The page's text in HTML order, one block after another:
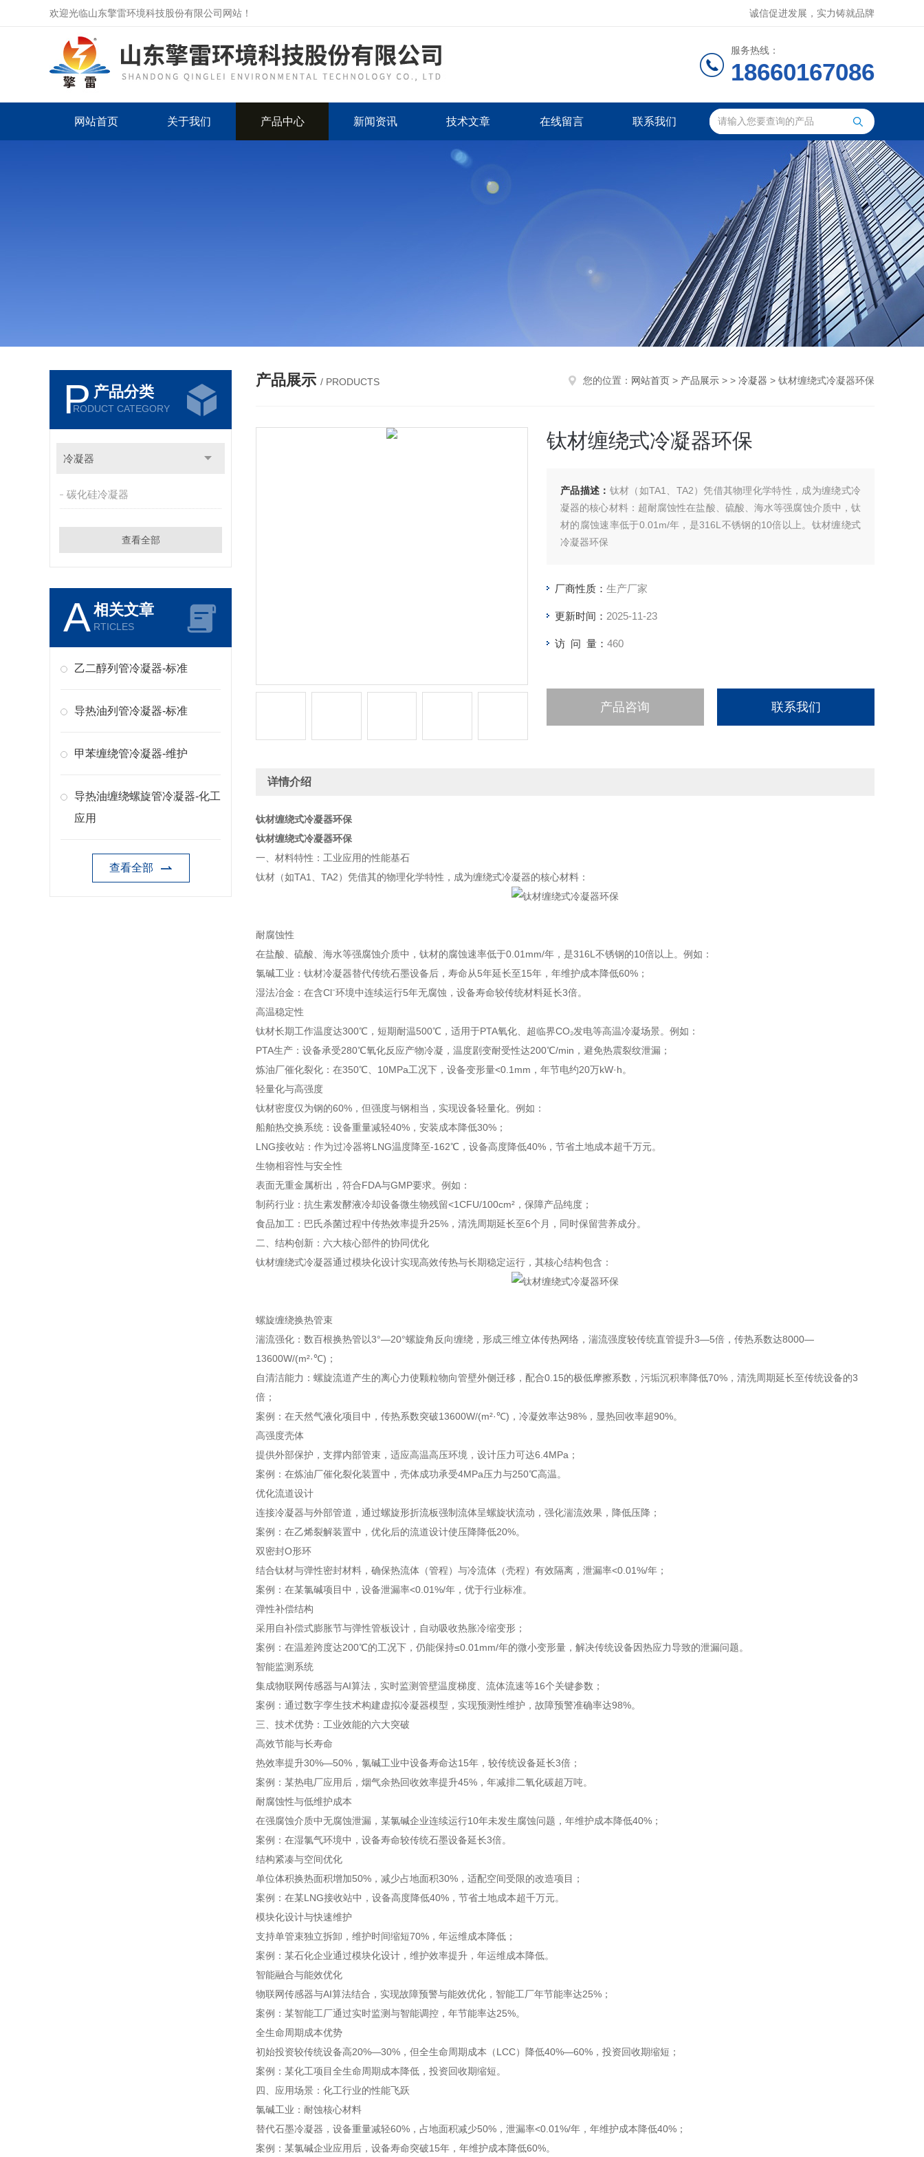
欢迎光临山东擎雷环境科技股份有限公司网站！ 诚信促进发展，实力铸就品牌
服务热线：
18660167086
网站首页 关于我们 产品中心 新闻资讯 技术文章 在线留言 联系我们
P 产品分类
RODUCT CATEGORY
冷凝器
碳化硅冷凝器
查看全部
A相关文章
RTICLES
乙二醇列管冷凝器-标准
导热油列管冷凝器-标准
甲苯缠绕管冷凝器-维护
导热油缠绕螺旋管冷凝器-化工
应用
查看全部
产品展示 / PRODUCTS 您的位置： 网站首页 > 产品展示 > > 冷凝器 > 钛材缠绕式冷凝器环保
钛材缠绕式冷凝器环保
产品描述： 钛材（如TA1、TA2）凭借其物理化学特性，成为缠绕式冷
凝器的核心材料：超耐腐蚀性在盐酸、硫酸、海水等强腐蚀介质中，钛
材的腐蚀速率低于0.01m/年，是316L不锈钢的10倍以上。钛材缠绕式
冷凝器环保
厂商性质： 生产厂家
更新时间： 2025-11-23
访 问 量： 460
产品咨询 联系我们
详情介绍
钛材缠绕式冷凝器环保
钛材缠绕式冷凝器环保
一、材料特性：工业应用的性能基石
钛材（如TA1、TA2）凭借其的物理化学特性，成为缠绕式冷凝器的核心材料：
耐腐蚀性
在盐酸、硫酸、海水等强腐蚀介质中，钛材的腐蚀速率低于0.01mm/年，是316L不锈钢的10倍以上。例如：
氯碱工业：钛材冷凝器替代传统石墨设备后，寿命从5年延长至15年，年维护成本降低60%；
湿法冶金：在含Cl⁻环境中连续运行5年无腐蚀，设备寿命较传统材料延长3倍。
高温稳定性
钛材长期工作温度达300℃，短期耐温500℃，适用于PTA氧化、超临界CO₂发电等高温冷凝场景。例如：
PTA生产：设备承受280℃氧化反应产物冷凝，温度剧变耐受性达200℃/min，避免热震裂纹泄漏；
炼油厂催化裂化：在350℃、10MPa工况下，设备变形量<0.1mm，年节电约20万kW·h。
轻量化与高强度
钛材密度仅为钢的60%，但强度与钢相当，实现设备轻量化。例如：
船舶热交换系统：设备重量减轻40%，安装成本降低30%；
LNG接收站：作为过冷器将LNG温度降至-162℃，设备高度降低40%，节省土地成本超千万元。
生物相容性与安全性
表面无重金属析出，符合FDA与GMP要求。例如：
制药行业：抗生素发酵液冷却设备微生物残留<1CFU/100cm²，保障产品纯度；
食品加工：巴氏杀菌过程中传热效率提升25%，清洗周期延长至6个月，同时保留营养成分。
二、结构创新：六大核心部件的协同优化
钛材缠绕式冷凝器通过模块化设计实现高效传热与长期稳定运行，其核心结构包含：
螺旋缠绕换热管束
湍流强化：数百根换热管以3°—20°螺旋角反向缠绕，形成三维立体传热网络，湍流强度较传统直管提升3—5倍，传热系数达8000—
13600W/(m²·℃)；
自清洁能力：螺旋流道产生的离心力使颗粒物向管壁外侧迁移，配合0.15的极低摩擦系数，污垢沉积率降低70%，清洗周期延长至传统设备的3
倍；
案例：在天然气液化项目中，传热系数突破13600W/(m²·℃)，冷凝效率达98%，显热回收率超90%。
高强度壳体
提供外部保护，支撑内部管束，适应高温高压环境，设计压力可达6.4MPa；
案例：在炼油厂催化裂化装置中，壳体成功承受4MPa压力与250℃高温。
优化流道设计
连接冷凝器与外部管道，通过螺旋形折流板强制流体呈螺旋状流动，强化湍流效果，降低压降；
案例：在乙烯裂解装置中，优化后的流道设计使压降降低20%。
双密封O形环
结合钛材与弹性密封材料，确保热流体（管程）与冷流体（壳程）有效隔离，泄漏率<0.01%/年；
案例：在某氯碱项目中，设备泄漏率<0.01%/年，优于行业标准。
弹性补偿结构
采用自补偿式膨胀节与弹性管板设计，自动吸收热胀冷缩变形；
案例：在温差跨度达200℃的工况下，仍能保持≤0.01mm/年的微小变形量，解决传统设备因热应力导致的泄漏问题。
智能监测系统
集成物联网传感器与AI算法，实时监测管壁温度梯度、流体流速等16个关键参数；
案例：通过数字孪生技术构建虚拟冷凝器模型，实现预测性维护，故障预警准确率达98%。
三、技术优势：工业效能的六大突破
高效节能与长寿命
热效率提升30%—50%，氯碱工业中设备寿命达15年，较传统设备延长3倍；
案例：某热电厂应用后，烟气余热回收效率提升45%，年减排二氧化碳超万吨。
耐腐蚀性与低维护成本
在强腐蚀介质中无腐蚀泄漏，某氯碱企业连续运行10年未发生腐蚀问题，年维护成本降低40%；
案例：在湿氯气环境中，设备寿命较传统石墨设备延长3倍。
结构紧凑与空间优化
单位体积换热面积增加50%，减少占地面积30%，适配空间受限的改造项目；
案例：在某LNG接收站中，设备高度降低40%，节省土地成本超千万元。
模块化设计与快速维护
支持单管束独立拆卸，维护时间缩短70%，年运维成本降低；
案例：某石化企业通过模块化设计，维护效率提升，年运维成本降低。
智能融合与能效优化
物联网传感器与AI算法结合，实现故障预警与能效优化，智能工厂年节能率达25%；
案例：某智能工厂通过实时监测与智能调控，年节能率达25%。
全生命周期成本优势
初始投资较传统设备高20%—30%，但全生命周期成本（LCC）降低40%—60%，投资回收期缩短；
案例：某化工项目全生命周期成本降低，投资回收期缩短。
四、应用场景：化工行业的性能飞跃
氯碱工业：耐蚀核心材料
替代石墨冷凝器，设备重量减轻60%，占地面积减少50%，泄漏率<0.01%/年，年维护成本降低40%；
案例：某氯碱企业应用后，设备寿命突破15年，年维护成本降低60%。